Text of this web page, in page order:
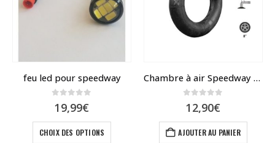
feu led pour speedway
19,99€
CHOIX DES OPTIONS
Ce produit a plusieurs variations. Les options peuvent être choisies sur la page du produit
Chambre à air Speedway mini 4
12,90€
AJOUTER AU PANIER